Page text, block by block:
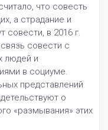
что совесть
а страдание и
совести, в 2016 г.
совести с
людей и
в социуме.
представлений
о
«размывания» этих